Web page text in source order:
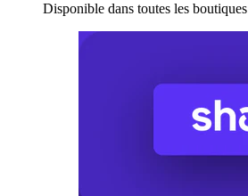
Disponible dans toutes les boutiques